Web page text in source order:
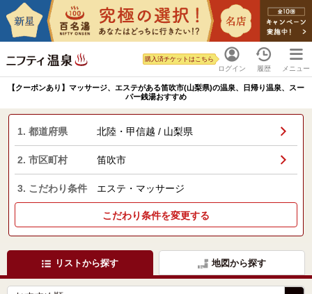
ログイン
購入済チケットはこちら
履歴 メニュー
【クーポンあり】マッサージ、エステがある笛吹市(山梨県)の温泉、日帰り温泉、スー
パー銭湯おすすめ
1. 都道府県 北陸・甲信越 / 山梨県
2. 市区町村 笛吹市
3. こだわり条件 エステ・マッサージ
こだわり条件を変更する
リストから探す 地図から探す